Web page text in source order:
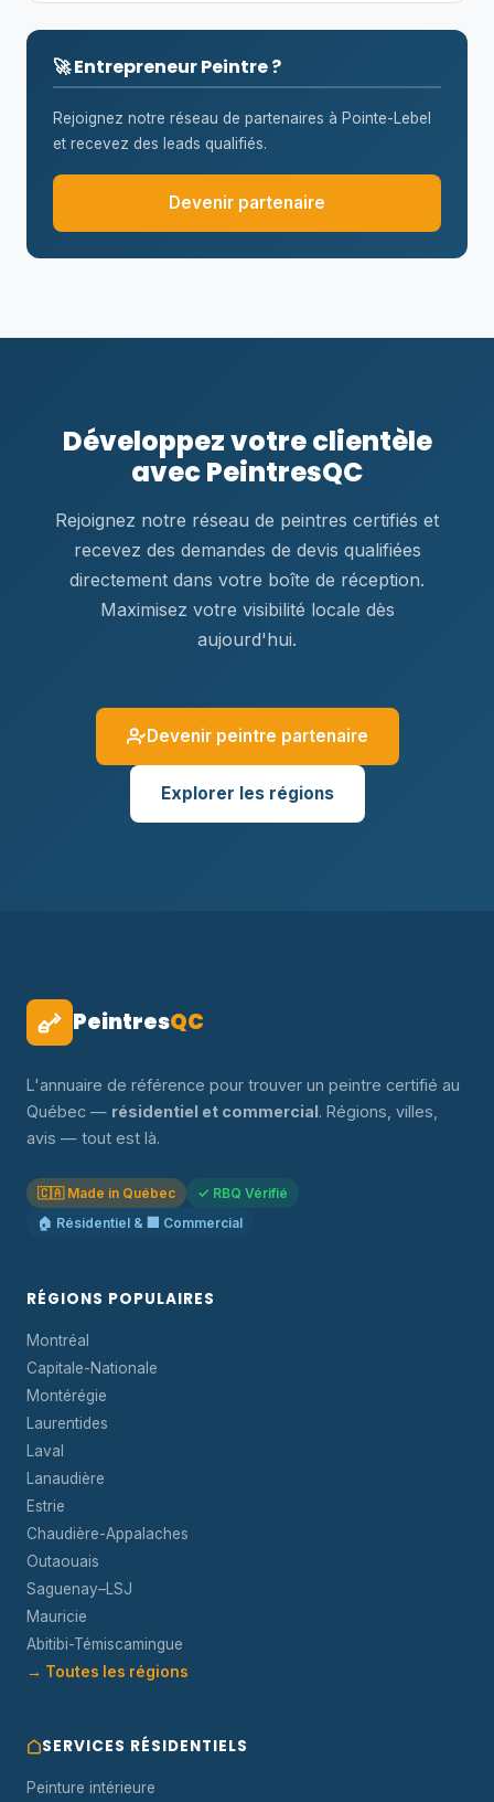
🚀 Entrepreneur Peintre ?
Rejoignez notre réseau de partenaires à Pointe-Lebel
et recevez des leads qualifiés.
Devenir partenaire
Développez votre clientèle
avec PeintresQC
Rejoignez notre réseau de peintres certifiés et
recevez des demandes de devis qualifiées
directement dans votre boîte de réception.
Maximisez votre visibilité locale dès
aujourd'hui.
Devenir peintre partenaire
Explorer les régions
PeintresQC
L'annuaire de référence pour trouver un peintre certifié au
Québec — résidentiel et commercial. Régions, villes,
avis — tout est là.
🇨🇦 Made in Québec
✓ RBQ Vérifié
🏠 Résidentiel & 🏢 Commercial
RÉGIONS POPULAIRES
Montréal
Capitale-Nationale
Montérégie
Laurentides
Laval
Lanaudière
Estrie
Chaudière-Appalaches
Outaouais
Saguenay–LSJ
Mauricie
Abitibi-Témiscamingue
→ Toutes les régions
SERVICES RÉSIDENTIELS
Peinture intérieure